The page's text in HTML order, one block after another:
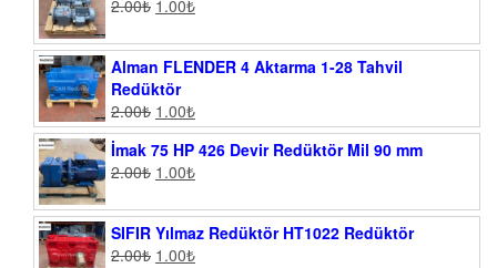
2.00₺ 1.00₺
Alman FLENDER 4 Aktarma 1-28 Tahvil
Redüktör
2.00₺ 1.00₺
İmak 75 HP 426 Devir Redüktör Mil 90 mm
2.00₺ 1.00₺
SIFIR Yılmaz Redüktör HT1022 Redüktör
2.00₺ 1.00₺